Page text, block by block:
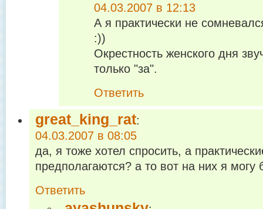
04.03.2007 в 12:13
А я практически не
:))
Окрестность женского дня
только "за".
Ответить
great_king_rat:
04.03.2007 в 08:05
да, я тоже хотел спросить, а
предполагаются? а то вот на них я
Ответить